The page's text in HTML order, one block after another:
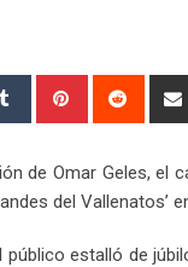
Tumblr Pinterest Reddit
de Omar Geles, el
del Vallenatos’
estalló de